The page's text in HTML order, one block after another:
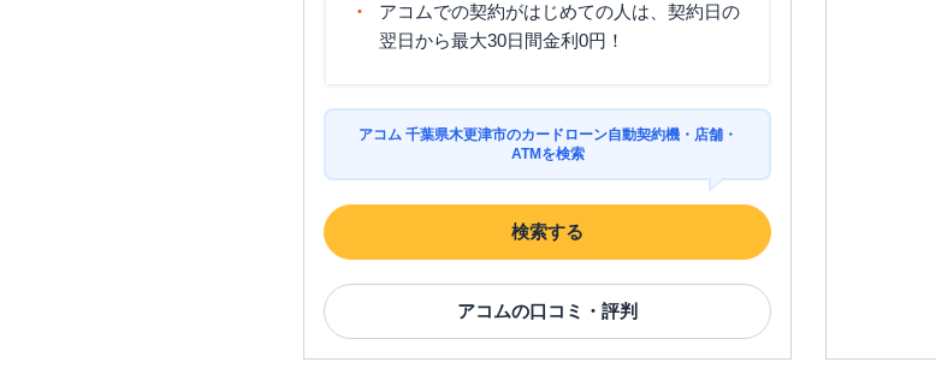
アコムでの契約がはじめての人は、契約日の
翌日から最大30日間金利0円！
アコム 千葉県木更津市のカードローン自動契約機・店舗・
ATMを検索
検索する
アコムの口コミ・評判